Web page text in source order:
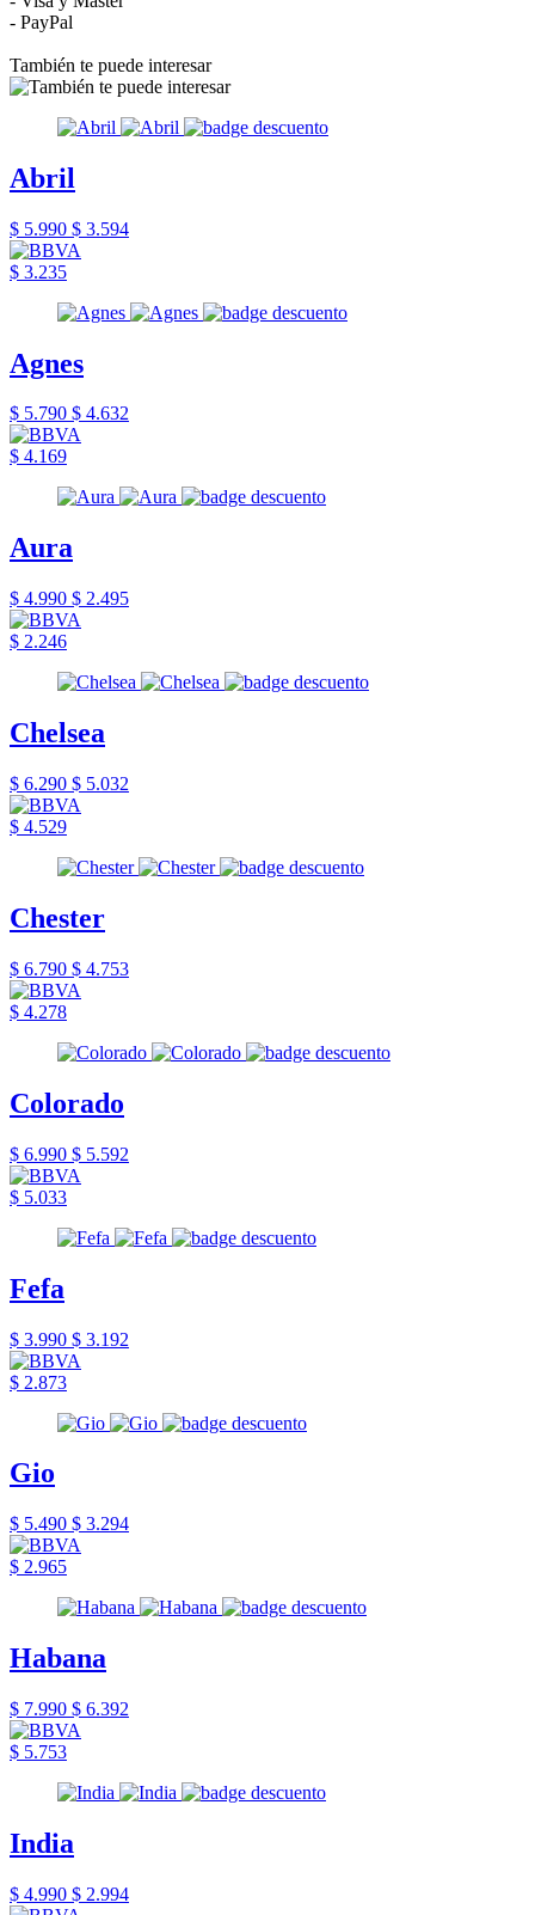
- PayPal
También te puede interesar
Abril
$ 5.990 $ 3.594
$ 3.235
Agnes
$ 5.790 $ 4.632
$ 4.169
Aura
$ 4.990 $ 2.495
$ 2.246
Chelsea
$ 6.290 $ 5.032
$ 4.529
Chester
$ 6.790 $ 4.753
$ 4.278
Colorado
$ 6.990 $ 5.592
$ 5.033
Fefa
$ 3.990 $ 3.192
$ 2.873
Gio
$ 5.490 $ 3.294
$ 2.965
Habana
$ 7.990 $ 6.392
$ 5.753
India
$ 4.990 $ 2.994